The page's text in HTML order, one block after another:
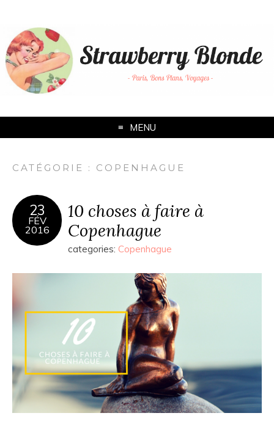
MENU
CATÉGORIE : COPENHAGUE
23
FÉV
2016
10 choses à faire à
Copenhague
categories: Copenhague